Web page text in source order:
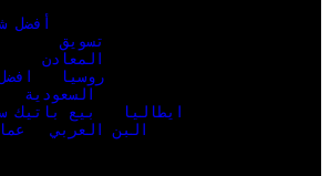
أفضل
تسويق
المعادن
روسيا
السعودية
ايطاليا
بيع باتيك
البن العربي